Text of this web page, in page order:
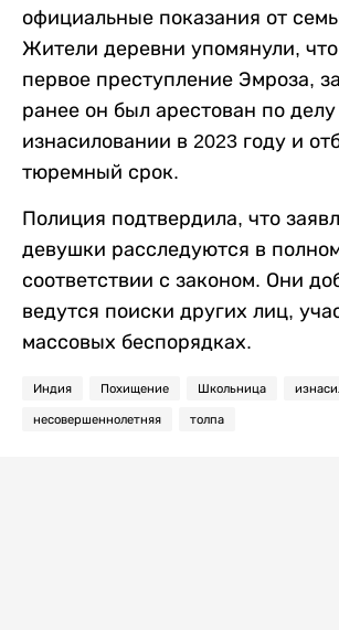
официальные показания от
Жители деревни упомянули,
первое преступление Эмроза,
ранее он был арестован по делу
изнасиловании в 2023 году и
тюремный срок.
Полиция подтвердила, что
девушки расследуются в
соответствии с законом. Они
ведутся поиски других лиц,
массовых беспорядках.
Индия Похищение Школьница
несовершеннолетняя толпа